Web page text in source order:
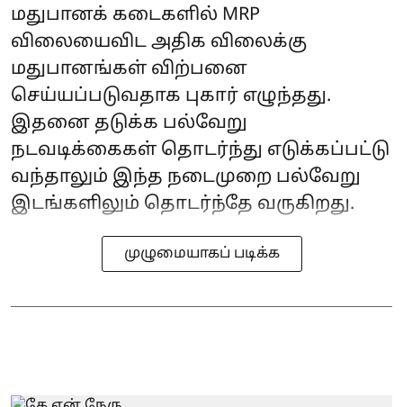
மதுபானக் கடைகளில் MRP
விலையைவிட அதிக விலைக்கு
மதுபானங்கள் விற்பனை
செய்யப்படுவதாக புகார் எழுந்தது.
இதனை தடுக்க பல்வேறு
நடவடிக்கைகள் தொடர்ந்து எடுக்கப்பட்டு
வந்தாலும் இந்த நடைமுறை பல்வேறு
இடங்களிலும் தொடர்ந்தே வருகிறது.
முழுமையாகப் படிக்க